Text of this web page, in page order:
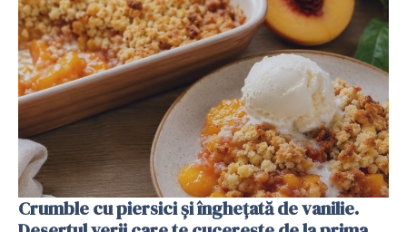
Crumble cu piersici și înghețată de vanilie.